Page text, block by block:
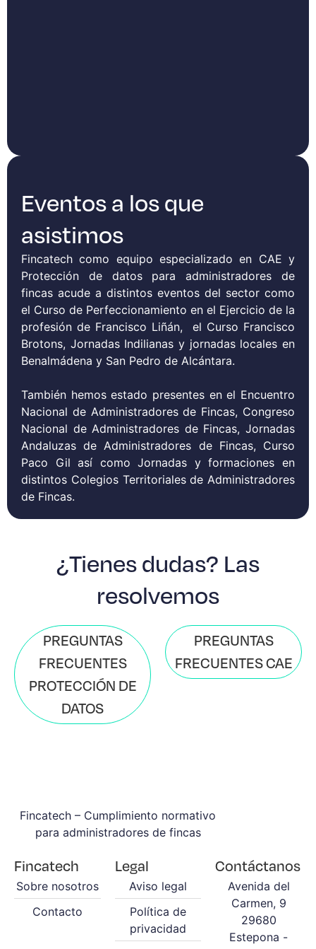
Eventos a los que
asistimos
Fincatech como equipo especializado en CAE y
Protección de datos para administradores de
fincas acude a distintos eventos del sector como
el Curso de Perfeccionamiento en el Ejercicio de la
profesión de Francisco Liñán, el Curso Francisco
Brotons, Jornadas Indilianas y jornadas locales en
Benalmádena y San Pedro de Alcántara.
También hemos estado presentes en el Encuentro
Nacional de Administradores de Fincas, Congreso
Nacional de Administradores de Fincas, Jornadas
Andaluzas de Administradores de Fincas, Curso
Paco Gil así como Jornadas y formaciones en
distintos Colegios Territoriales de Administradores
de Fincas.
¿Tienes dudas? Las
resolvemos
PREGUNTAS
FRECUENTES
PROTECCIÓN DE
DATOS
PREGUNTAS
FRECUENTES CAE
Fincatech – Cumplimiento normativo
para administradores de fincas
Fincatech
Sobre nosotros
Contacto
Legal
Aviso legal
Política de
privacidad
Contáctanos
Avenida del
Carmen, 9
29680
Estepona -